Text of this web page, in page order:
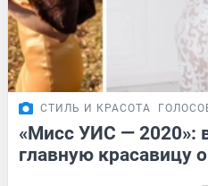
СТИЛЬ И КРАСОТА
«Мисс УИС — 2020»:
главную красавицу